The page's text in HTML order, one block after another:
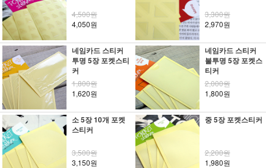
4,500원
4,050원
3,300원
2,970원
네임카드 스티커
투명 5장 포켓스티
커
1,800원
1,620원
네임카드 스티커
불투명 5장 포켓스
티커
2,000원
1,800원
소 5장 10개 포켓
스티커
3,500원
3,150원
중 5장 포켓스티커
2,200원
1,980원